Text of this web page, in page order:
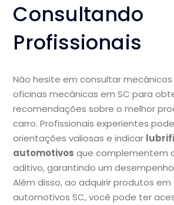
Consultando
Profissionais
Não hesite em consultar
oficinas mecânicas em SC para
recomendações sobre o melhor
carro. Profissionais experientes
orientações valiosas e indicar
automotivos que complementem
aditivo, garantindo um
Além disso, ao adquirir produtos
automotivos SC, você pode ter